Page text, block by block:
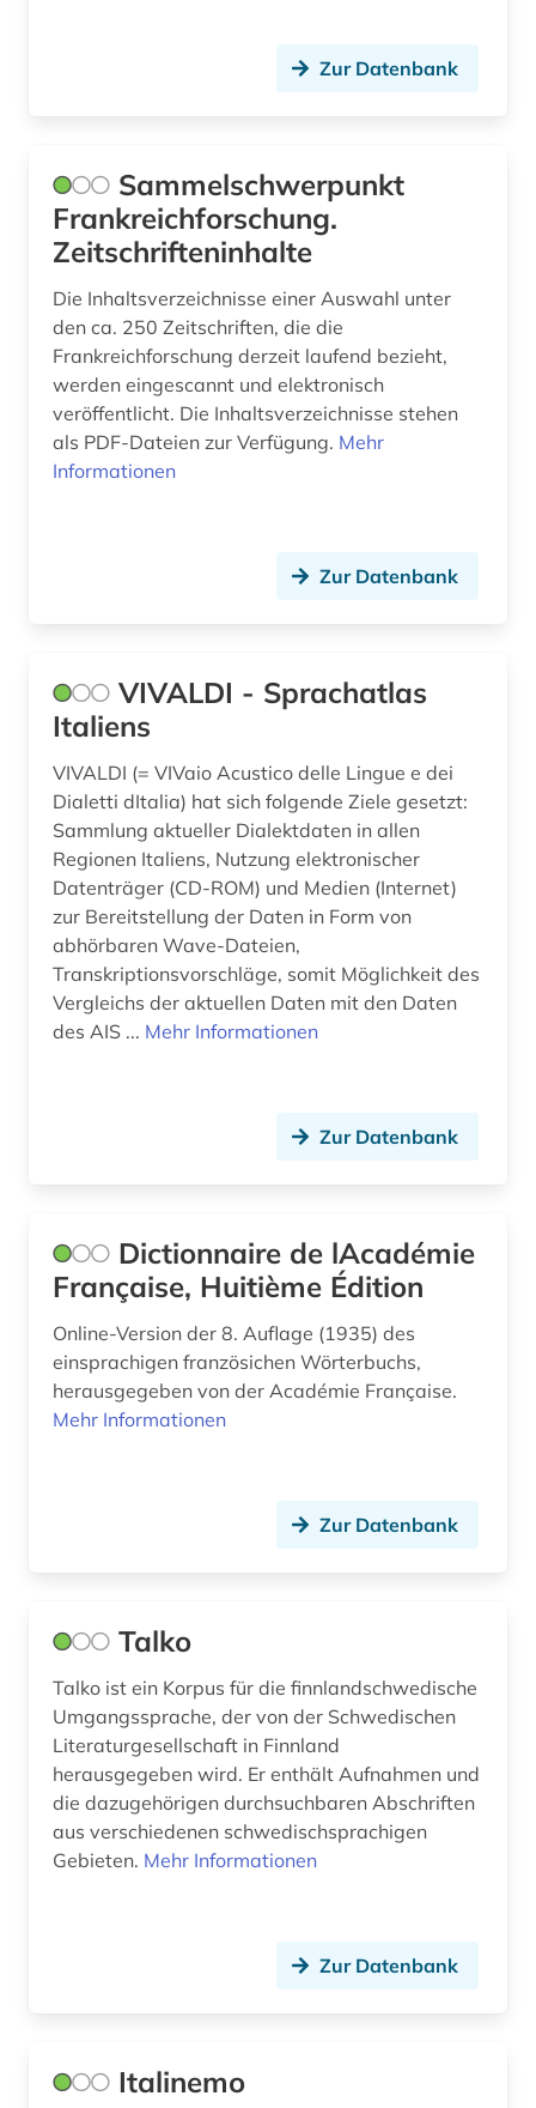
galloromanisch (1)
galloromanistik (30)
geisteswissenschaften (4)
gelehrtenkorrespondenz (1)
germanistik (4)
geschichte (6)
geschichte 1850-1900 (1)
grammatik (2)
hispanistik (27)
hochschulschrift (1)
holberg, ludvig | historiker; schriftsteller;
dramatiker (1)
hugo (1)
iberoromanistik (26)
italianistik (20)
italien (4)
italienisch (8)
italienische dialekte (1)
kino (1)
kognitive linguistik (1)
kopenhagen (1)
korpus (31)
korpus (7)
kunstmusik (1)
Suedasien (1)
Ungarn (1)
Zur Datenbank
Sammelschwerpunkt
Frankreichforschung.
Zeitschrifteninhalte
Die Inhaltsverzeichnisse einer Auswahl unter
den ca. 250 Zeitschriften, die die
Frankreichforschung derzeit laufend bezieht,
werden eingescannt und elektronisch
veröffentlicht. Die Inhaltsverzeichnisse stehen
als PDF-Dateien zur Verfügung. Mehr
Informationen
Zur Datenbank
VIVALDI - Sprachatlas
Italiens
VIVALDI (= VIVaio Acustico delle Lingue e dei
Dialetti dItalia) hat sich folgende Ziele gesetzt:
Sammlung aktueller Dialektdaten in allen
Regionen Italiens, Nutzung elektronischer
Datenträger (CD-ROM) und Medien (Internet)
zur Bereitstellung der Daten in Form von
abhörbaren Wave-Dateien,
Transkriptionsvorschläge, somit Möglichkeit des
Vergleichs der aktuellen Daten mit den Daten
des AIS ... Mehr Informationen
Zur Datenbank
Dictionnaire de lAcadémie
Française, Huitième Édition
Online-Version der 8. Auflage (1935) des
einsprachigen französichen Wörterbuchs,
herausgegeben von der Académie Française.
Mehr Informationen
Zur Datenbank
Talko
Talko ist ein Korpus für die finnlandschwedische
Umgangssprache, der von der Schwedischen
Literaturgesellschaft in Finnland
herausgegeben wird. Er enthält Aufnahmen und
die dazugehörigen durchsuchbaren Abschriften
aus verschiedenen schwedischsprachigen
Gebieten. Mehr Informationen
Zur Datenbank
Italinemo